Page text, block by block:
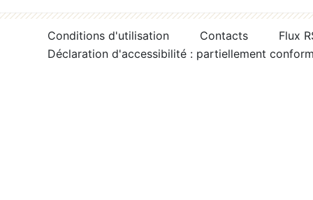
Conditions d'utilisation Contacts
Flux
Déclaration d'accessibilité : partiellement